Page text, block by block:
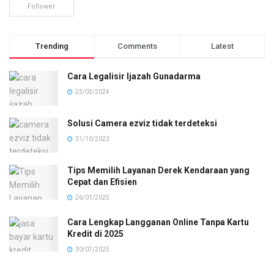
Follower
Trending Comments Latest
Cara Legalisir Ijazah Gunadarma
23/03/2024
Solusi Camera ezviz tidak terdeteksi
31/10/2023
Tips Memilih Layanan Derek Kendaraan yang
Cepat dan Efisien
26/01/2025
Cara Lengkap Langganan Online Tanpa Kartu
Kredit di 2025
30/07/2025